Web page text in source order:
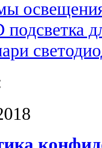
подсветка